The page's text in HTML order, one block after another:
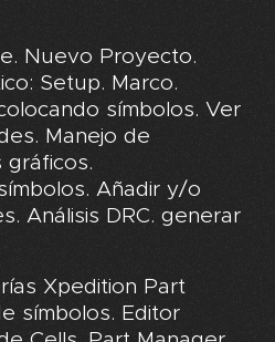
Nuevo Proyecto.
Setup. Marco.
símbolos. Ver
Manejo de
gráficos.
Añadir y/o
Análisis DRC. generar
Xpedition Part
símbolos. Editor